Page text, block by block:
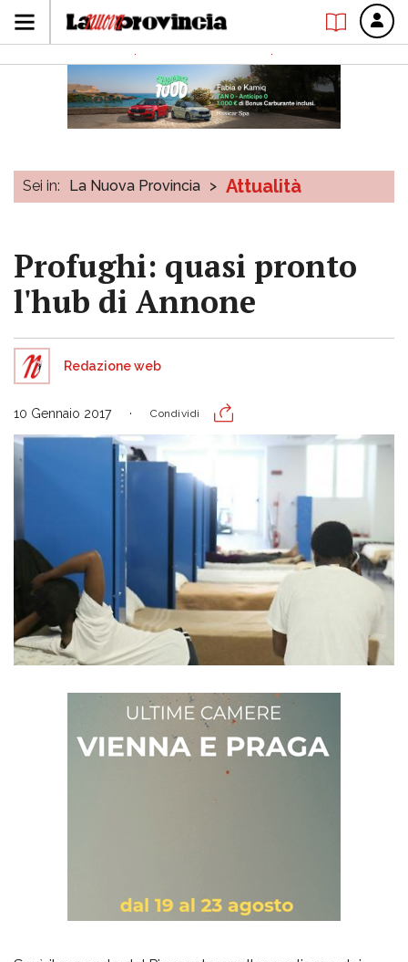
Sei in: La Nuova Provincia > Attualità
Profughi: quasi pronto
l'hub di Annone
Redazione web
10 Gennaio 2017 Condividi